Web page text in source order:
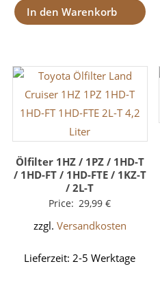
In den Warenkorb
Ölfilter 1HZ / 1PZ / 1HD-T
/ 1HD-FT / 1HD-FTE / 1KZ-T
/ 2L-T
Price: 29,99€
zzgl. Versandkosten
Lieferzeit:2-5 Werktage